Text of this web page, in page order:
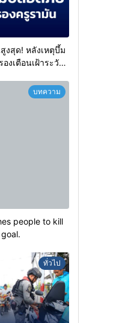
งสุด! หลังเหตุบึ้ม
งเตือนเฝ้าระวัง
บทความ
people to kill
ทั่วไป